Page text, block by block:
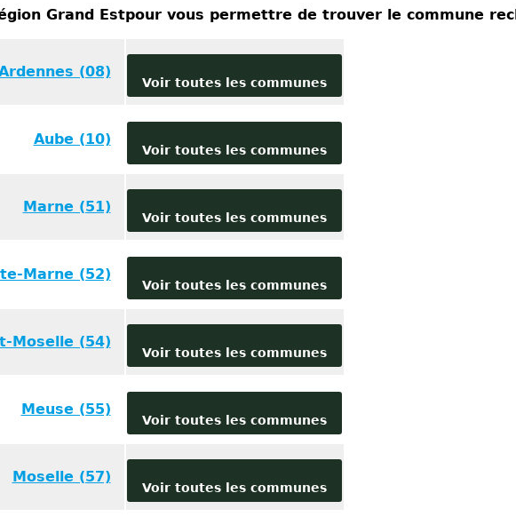
Grand Estpour vous permettre de trouver le commune
(08)
Voir toutes les communes
Aube (10)
Voir toutes les communes
Marne (51)
Voir toutes les communes
Marne (52)
Voir toutes les communes
Moselle (54)
Voir toutes les communes
Meuse (55)
Voir toutes les communes
Moselle (57)
Voir toutes les communes